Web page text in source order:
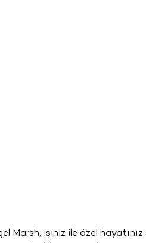
Marsh, işiniz ile özel